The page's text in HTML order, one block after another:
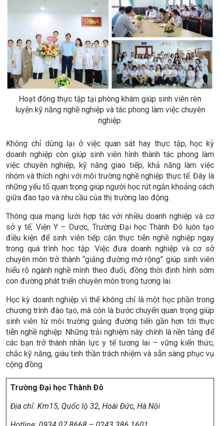
Hoạt động thực tập tại phòng khám giúp sinh viên rèn
luyện kỹ năng nghề nghiệp và tác phong làm việc chuyên
nghiệp.
Không chỉ dừng lại ở việc quan sát hay thực tập, học kỳ
doanh nghiệp còn giúp sinh viên hình thành tác phong làm
việc chuyên nghiệp, kỹ năng giao tiếp, khả năng làm việc
nhóm và thích nghi với môi trường nghề nghiệp thực tế. Đây là
những yếu tố quan trọng giúp người học rút ngắn khoảng cách
giữa đào tạo và nhu cầu của thị trường lao động.
Thông qua mạng lưới hợp tác với nhiều doanh nghiệp và cơ
sở y tế, Viện Y – Dược, Trường Đại học Thành Đô luôn tạo
điều kiện để sinh viên tiếp cận thực tiễn nghề nghiệp ngay
trong quá trình học tập. Việc đưa doanh nghiệp và cơ sở
chuyên môn trở thành “giảng đường mở rộng” giúp sinh viên
hiểu rõ ngành nghề mình theo đuổi, đồng thời định hình sớm
con đường phát triển chuyên môn trong tương lai.
Học kỳ doanh nghiệp vì thế không chỉ là một học phần trong
chương trình đào tạo, mà còn là bước chuyển quan trọng giúp
sinh viên từ môi trường giảng đường tiến gần hơn tới thực
tiễn nghề nghiệp. Những trải nghiệm này chính là nền tảng để
các bạn trở thành nhân lực y tế tương lai – vững kiến thức,
chắc kỹ năng, giàu tinh thần trách nhiệm và sẵn sàng phục vụ
cộng đồng.
Trường Đại học Thành Đô
Địa chỉ: Km15, Quốc lộ 32, Hoài Đức, Hà Nội